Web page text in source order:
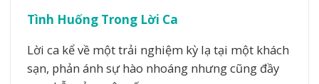
Tình Huống Trong Lời Ca
Lời ca kể về một trải nghiệm kỳ lạ tại một khách
sạn, phản ánh sự hào nhoáng nhưng cũng đầy